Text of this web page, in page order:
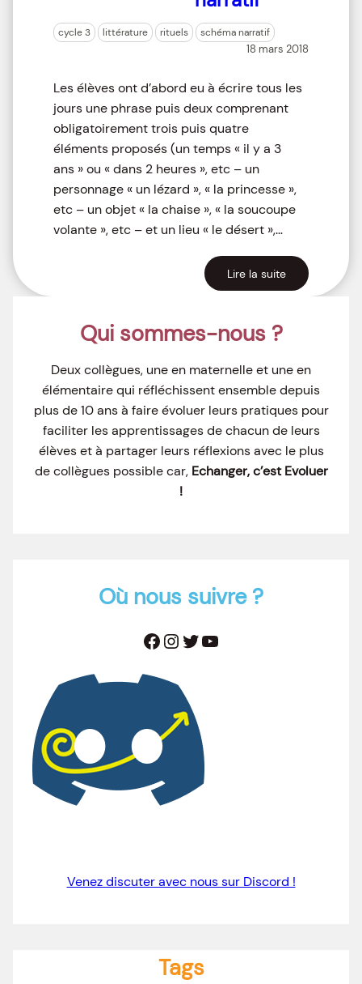
cycle 3 littérature rituels schéma narratif
18 mars 2018
Les élèves ont d’abord eu à écrire tous les
jours une phrase puis deux comprenant
obligatoirement trois puis quatre
éléments proposés (un temps « il y a 3
ans » ou « dans 2 heures », etc – un
personnage « un lézard », « la princesse »,
etc – un objet « la chaise », « la soucoupe
volante », etc – et un lieu « le désert »,…
Lire la suite
Qui sommes-nous ?
Deux collègues, une en maternelle et une en
élémentaire qui réfléchissent ensemble depuis
plus de 10 ans à faire évoluer leurs pratiques pour
faciliter les apprentissages de chacun de leurs
élèves et à partager leurs réflexions avec le plus
de collègues possible car, Echanger, c’est Evoluer
!
Où nous suivre ?
Facebook Instagram Twitter YouTube
Venez discuter avec nous sur Discord !
Tags